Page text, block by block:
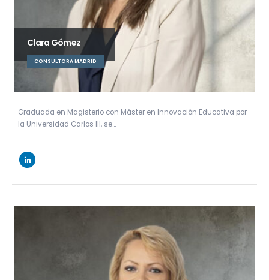
Clara Gómez
CONSULTORA MADRID
Graduada en Magisterio con Máster en Innovación Educativa por
la Universidad Carlos III, se…